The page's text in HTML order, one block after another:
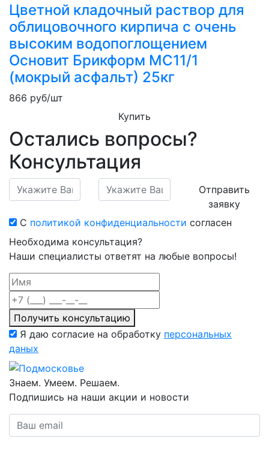
Цветной кладочный раствор для
облицовочного кирпича с очень
высоким водопоглощением
Основит Брикформ MC11/1
(мокрый асфальт) 25кг
866 руб/шт
Купить
Остались вопросы?
Консультация
Отправить
заявку
С политикой конфиденциальности согласен
Необходима консультация?
Наши специалисты ответят на любые вопросы!
Получить консультацию
Я даю согласие на обработку персональных
даных
Знаем. Умеем. Решаем.
Подпишись на наши акции и новости